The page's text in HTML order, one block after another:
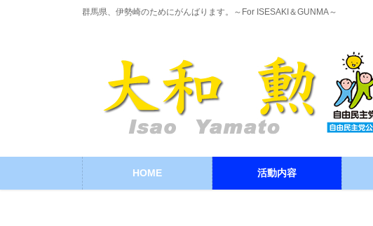
動
群馬県、伊勢崎のためにがんばります。～For ISESAKI＆GUNMA～
HOME 活動内容